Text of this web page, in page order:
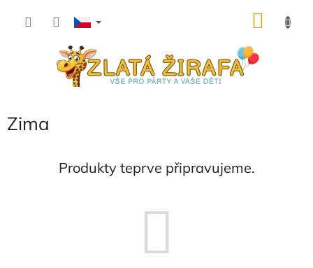
Zima
Produkty teprve připravujeme.